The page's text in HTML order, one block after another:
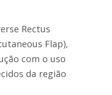
Rectus
Flap),
com o uso
da região